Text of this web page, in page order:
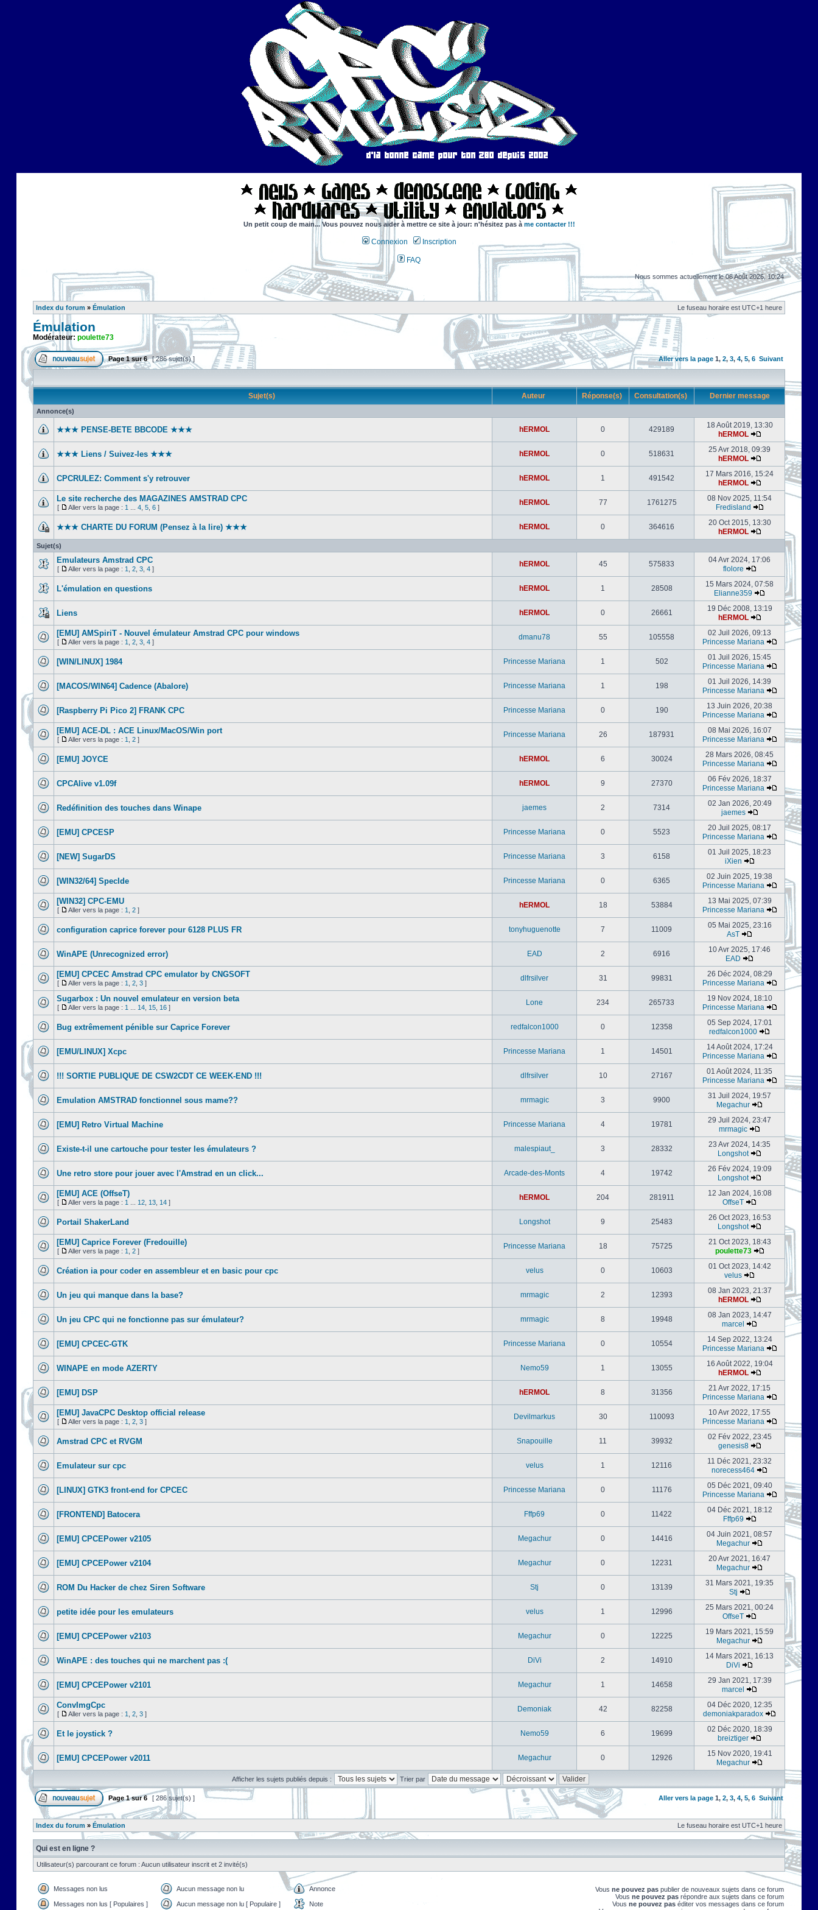
Un petit coup de main... Vous pouvez nous aider à mettre ce site à jour: n'hésitez pas à me contacter !!!
Connexion Inscription
FAQ
Nous sommes actuellement le 08 Août 2026, 10:24
Index du forum » Émulation Le fuseau horaire est UTC+1 heure
Émulation
Modérateur: poulette73
Page1sur6 [ 286 sujet(s) ] Aller vers la page 1, 2, 3, 4, 5, 6 Suivant
Sujet(s) Auteur Réponse(s) Consultation(s) Dernier message
Annonce(s)
★★★ PENSE-BETE BBCODE ★★★ hERMOL 0 429189
18 Août 2019, 13:30
hERMOL
★★★ Liens / Suivez-les ★★★ hERMOL 0 518631
25 Avr 2018, 09:39
hERMOL
CPCRULEZ: Comment s'y retrouver‎ hERMOL 1 491542
17 Mars 2016, 15:24
hERMOL
Le site recherche des MAGAZINES AMSTRAD CPC
[ Aller vers la page : 1 4 5 6 ]
hERMOL 77 1761275
08 Nov 2025, 11:54
Fredisland
★★★ CHARTE DU FORUM (Pensez à la lire) ★★★ hERMOL 0 364616
20 Oct 2015, 13:30
hERMOL
Sujet(s)
Emulateurs Amstrad CPC
[ Aller vers la page : 1 2 3 4 ]
hERMOL 45 575833
04 Avr 2024, 17:06
flolore
L'émulation en questions hERMOL 1 28508
15 Mars 2024, 07:58
Elianne359
Liens hERMOL 0 26661
19 Déc 2008, 13:19
hERMOL
[EMU] AMSpiriT - Nouvel émulateur Amstrad CPC pour windows
[ Aller vers la page : 1 2 3 4 ]
dmanu78 55 105558
02 Juil 2026, 09:13
Princesse Mariana
[WIN/LINUX] 1984 Princesse Mariana 1 502
01 Juil 2026, 15:45
Princesse Mariana
[MACOS/WIN64] Cadence (Abalore) Princesse Mariana 1 198
01 Juil 2026, 14:39
Princesse Mariana
[Raspberry Pi Pico 2] FRANK CPC Princesse Mariana 0 190
13 Juin 2026, 20:38
Princesse Mariana
[EMU] ACE-DL : ACE Linux/MacOS/Win port
[ Aller vers la page : 1 2 ]
Princesse Mariana 26 187931
08 Mai 2026, 16:07
Princesse Mariana
[EMU] JOYCE hERMOL 6 30024
28 Mars 2026, 08:45
Princesse Mariana
CPCAlive v1.09f hERMOL 9 27370
06 Fév 2026, 18:37
Princesse Mariana
Redéfinition des touches dans Winape jaemes 2 7314
02 Jan 2026, 20:49
jaemes
[EMU] CPCESP Princesse Mariana 0 5523
20 Juil 2025, 08:17
Princesse Mariana
[NEW] SugarDS Princesse Mariana 3 6158
01 Juil 2025, 18:23
iXien
[WIN32/64] SpecIde Princesse Mariana 0 6365
02 Juin 2025, 19:38
Princesse Mariana
[WIN32] CPC-EMU
[ Aller vers la page : 1 2 ]
hERMOL 18 53884
13 Mai 2025, 07:39
Princesse Mariana
configuration caprice forever pour 6128 PLUS FR tonyhuguenotte 7 11009
05 Mai 2025, 23:16
AsT
WinAPE (Unrecognized error) EAD 2 6916
10 Avr 2025, 17:46
EAD
[EMU] CPCEC Amstrad CPC emulator by CNGSOFT
[ Aller vers la page : 1 2 3 ]
dlfrsilver 31 99831
26 Déc 2024, 08:29
Princesse Mariana
Sugarbox : Un nouvel emulateur en version beta
[ Aller vers la page : 1 14 15 16 ]
Lone 234 265733
19 Nov 2024, 18:10
Princesse Mariana
Bug extrêmement pénible sur Caprice Forever redfalcon1000 0 12358
05 Sep 2024, 17:01
redfalcon1000
[EMU/LINUX] Xcpc Princesse Mariana 1 14501
14 Août 2024, 17:24
Princesse Mariana
!!! SORTIE PUBLIQUE DE CSW2CDT CE WEEK-END !!! dlfrsilver 10 27167
01 Août 2024, 11:35
Princesse Mariana
Emulation AMSTRAD fonctionnel sous mame?? mrmagic 3 9900
31 Juil 2024, 19:57
Megachur
[EMU] Retro Virtual Machine Princesse Mariana 4 19781
29 Juil 2024, 23:47
mrmagic
Existe-t-il une cartouche pour tester les émulateurs ? malespiaut_ 3 28332
23 Avr 2024, 14:35
Longshot
Une retro store pour jouer avec l'Amstrad en un click... Arcade-des-Monts 4 19742
26 Fév 2024, 19:09
Longshot
[EMU] ACE (OffseT)
[ Aller vers la page : 1 12 13 14 ]
hERMOL 204 281911
12 Jan 2024, 16:08
OffseT
Portail ShakerLand Longshot 9 25483
26 Oct 2023, 16:53
Longshot
[EMU] Caprice Forever (Fredouille)
[ Aller vers la page : 1 2 ]
Princesse Mariana 18 75725
21 Oct 2023, 18:43
poulette73
Création ia pour coder en assembleur et en basic pour cpc velus 0 10603
01 Oct 2023, 14:42
velus
Un jeu qui manque dans la base? mrmagic 2 12393
08 Jan 2023, 21:37
hERMOL
Un jeu CPC qui ne fonctionne pas sur émulateur? mrmagic 8 19948
08 Jan 2023, 14:47
marcel
[EMU] CPCEC-GTK Princesse Mariana 0 10554
14 Sep 2022, 13:24
Princesse Mariana
WINAPE en mode AZERTY Nemo59 1 13055
16 Août 2022, 19:04
hERMOL
[EMU] DSP hERMOL 8 31356
21 Avr 2022, 17:15
Princesse Mariana
[EMU] JavaCPC Desktop official release
[ Aller vers la page : 1 2 3 ]
Devilmarkus 30 110093
10 Avr 2022, 17:55
Princesse Mariana
Amstrad CPC et RVGM Snapouille 11 39932
02 Fév 2022, 23:45
genesis8
Emulateur sur cpc velus 1 12116
11 Déc 2021, 23:32
norecess464
[LINUX] GTK3 front-end for CPCEC Princesse Mariana 0 11176
05 Déc 2021, 09:40
Princesse Mariana
[FRONTEND] Batocera Fffp69 0 11422
04 Déc 2021, 18:12
Fffp69
[EMU] CPCEPower v2105 Megachur 0 14416
04 Juin 2021, 08:57
Megachur
[EMU] CPCEPower v2104 Megachur 0 12231
20 Avr 2021, 16:47
Megachur
ROM Du Hacker de chez Siren Software Stj 0 13139
31 Mars 2021, 19:35
Stj
petite idée pour les emulateurs velus 1 12996
25 Mars 2021, 00:24
OffseT
[EMU] CPCEPower v2103 Megachur 0 12225
19 Mars 2021, 15:59
Megachur
WinAPE : des touches qui ne marchent pas :( DiVi 2 14910
14 Mars 2021, 16:13
DiVi
[EMU] CPCEPower v2101 Megachur 1 14658
29 Jan 2021, 17:39
marcel
ConvImgCpc
[ Aller vers la page : 1 2 3 ]
Demoniak 42 82258
04 Déc 2020, 12:35
demoniakparadox
Et le joystick ? Nemo59 6 19699
02 Déc 2020, 18:39
breiztiger
[EMU] CPCEPower v2011 Megachur 0 12926
15 Nov 2020, 19:41
Megachur
Afficher les sujets publiés depuis : Trier par
Page1sur6 [ 286 sujet(s) ] Aller vers la page 1, 2, 3, 4, 5, 6 Suivant
Index du forum » Émulation Le fuseau horaire est UTC+1 heure
Qui est en ligne ?
Utilisateur(s) parcourant ce forum : Aucun utilisateur inscrit et 2 invité(s)
Messages non lus Aucun message non lu Annonce
Messages non lus [ Populaires ] Aucun message non lu [ Populaire ] Note
Vous ne pouvez pas publier de nouveaux sujets dans ce forum
Vous ne pouvez pas répondre aux sujets dans ce forum
Vous ne pouvez pas éditer vos messages dans ce forum